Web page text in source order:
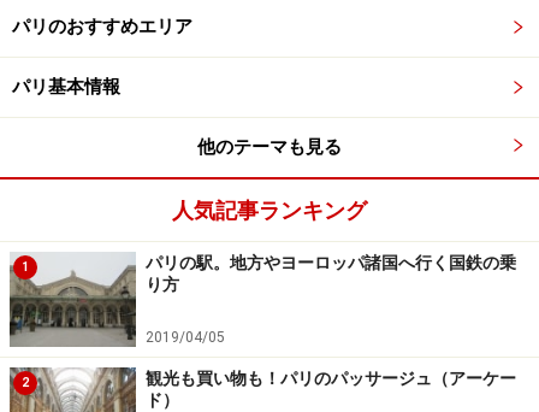
夜も行動しようと思っている場合は、なるべく1桁の区
の中心街に宿泊することをおすすめします。2桁の区は
住宅街であったりするので、22時以降は人通りが減り、
一人歩きの危険性が高まります。様子を見ながら、時に
はタクシーを利用することも必要です。
こちらの記事も参考に！＞＞＞ フランスの治安
パリでの食事！ ディナーやレストラン選び
パリのおすすめエリア
パリ基本情報
他のテーマも見る
人気記事ランキング
1
パリの駅。地方やヨーロッパ諸国へ行く国鉄の乗
り方
2019/04/05
2
観光も買い物も！パリのパッサージュ（アーケー
ド）